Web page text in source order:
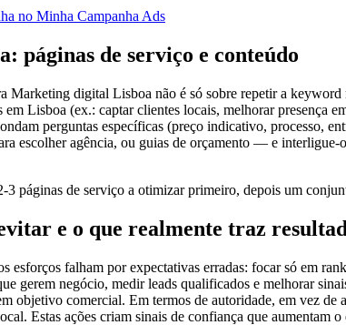
no Minha Campanha Ads
páginas de serviço e conteúdo
Marketing digital Lisboa não é só sobre repetir a
em Lisboa (ex.: captar clientes locais, melhorar
perguntas específicas (preço indicativo,
escolher agência, ou guias de orçamento — e
páginas de serviço a otimizar primeiro, depois um
e o que realmente traz
esforços falham por expectativas erradas: focar só em
gerem negócio, medir leads qualificados e melhorar
objetivo comercial. Em termos de autoridade, em vez
Estas ações criam sinais de confiança que aumentam